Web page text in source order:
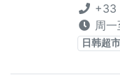
+33
周
日韩超市